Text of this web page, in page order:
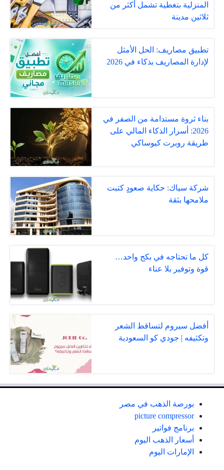
المنزلية بتغطية تشمل أكثر من
ثلاثين مدينة
تطبيق مصاريف: الحل الأمثل
لإدارة المصاريف بذكاء في 2026
بناء ثروة مستدامة من الصفر في
2026: أسرار الذكاء المالي على
طريقة روبرت كيوساكي
شركة سياك: حكاية صعودٍ كتبت
ملامحها بثقة
كل ما تحتاجه في بكج واحد…
قوة وتوفير بلا عناء
أفضل سيروم لتساقط الشعر
وتكثيفه | جودي كو السعودية
بورصة الذهب في مصر
picture compressor
برنامج فواتير
أسعار الذهب اليوم
الإمارات اليوم